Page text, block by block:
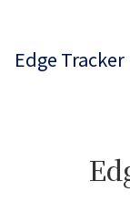
Edge Tracker